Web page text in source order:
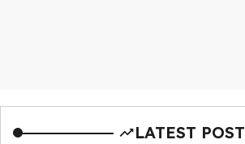
LATEST POST